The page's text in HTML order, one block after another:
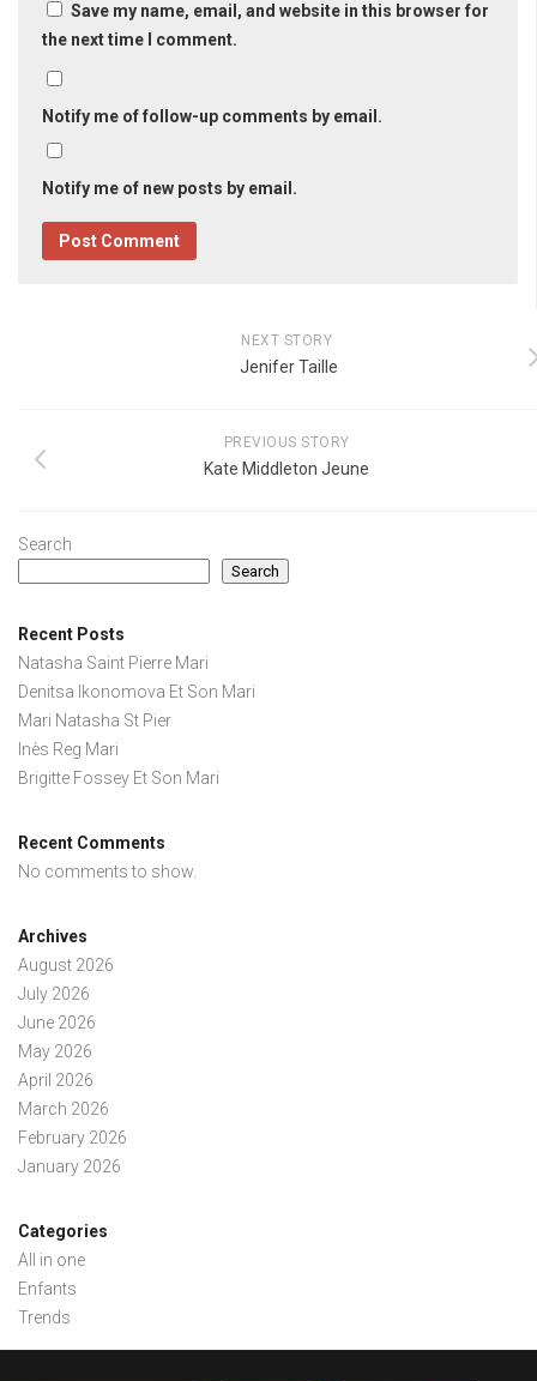
Save my name, email, and website in this browser for
the next time I comment.
Notify me of follow-up comments by email.
Notify me of new posts by email.
NEXT STORY
Jenifer Taille
PREVIOUS STORY
Kate Middleton Jeune
Search
Search
Recent Posts
Natasha Saint Pierre Mari
Denitsa Ikonomova Et Son Mari
Mari Natasha St Pier
Inès Reg Mari
Brigitte Fossey Et Son Mari
Recent Comments
No comments to show.
Archives
August 2026
July 2026
June 2026
May 2026
April 2026
March 2026
February 2026
January 2026
Categories
All in one
Enfants
Trends